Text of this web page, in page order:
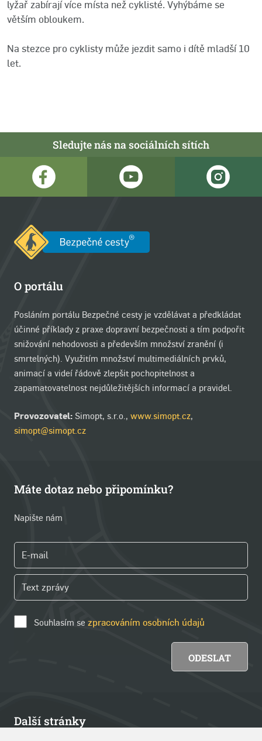
lyžař zabírají více místa než cyklisté. Vyhýbáme se
větším obloukem.
Na stezce pro cyklisty může jezdit samo i dítě mladší 10
let.
Sledujte nás na sociálních sítích
O portálu
Posláním portálu Bezpečné cesty je vzdělávat a předkládat
účinné příklady z praxe dopravní bezpečnosti a tím podpořit
snižování nehodovosti a především množství zranění (i
smrtelných). Využitím množství multimediálních prvků,
animací a videí řádově zlepšit pochopitelnost a
zapamatovatelnost nejdůležitějších informací a pravidel.
Provozovatel: Simopt, s.r.o., www.simopt.cz,
simopt@simopt.cz
Máte dotaz nebo připomínku?
Napište nám
Souhlasím se zpracováním osobních údajů
Další stránky